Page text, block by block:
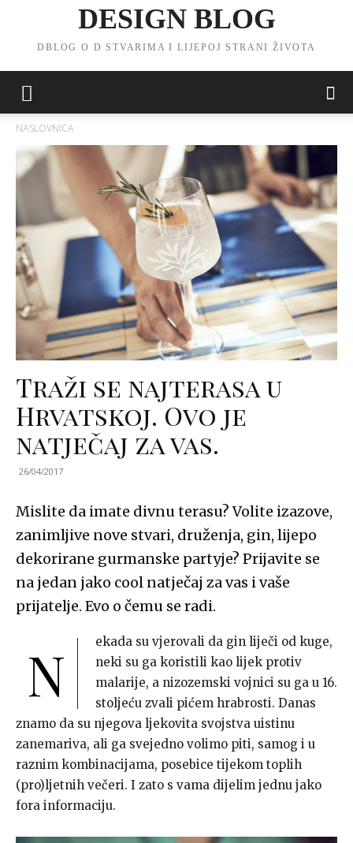
DESIGN BLOG
DBLOG O D STVARIMA I LIJEPOJ STRANI ŽIVOTA
NASLOVNICA
Traži se najterasa u
Hrvatskoj. Ovo je
natječaj za vas.
26/04/2017
Mislite da imate divnu terasu? Volite izazove,
zanimljive nove stvari, druženja, gin, lijepo
dekorirane gurmanske partyje? Prijavite se
na jedan jako cool natječaj za vas i vaše
prijatelje. Evo o čemu se radi.
N
ekada su vjerovali da gin liječi od kuge,
neki su ga koristili kao lijek protiv
malarije, a nizozemski vojnici su ga u 16.
stoljeću zvali pićem hrabrosti. Danas
znamo da su njegova ljekovita svojstva uistinu
zanemariva, ali ga svejedno volimo piti, samog i u
raznim kombinacijama, posebice tijekom toplih
(pro)ljetnih večeri. I zato s vama dijelim jednu jako
fora informaciju.